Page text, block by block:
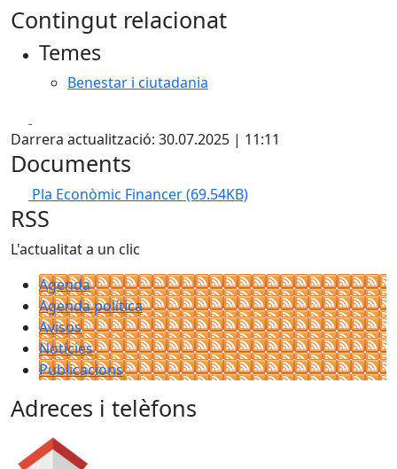
Contingut relacionat
Temes
Benestar i ciutadania
Darrera actualització: 30.07.2025 | 11:11
Documents
Pla Econòmic Financer(69.54KB)
RSS
L'actualitat a un clic
Agenda
Agenda política
Avisos
Notícies
Publicacions
Adreces i telèfons